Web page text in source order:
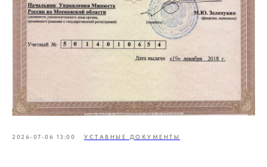
2026-07-06 13:00 УСТАВНЫЕ ДОКУМЕНТЫ